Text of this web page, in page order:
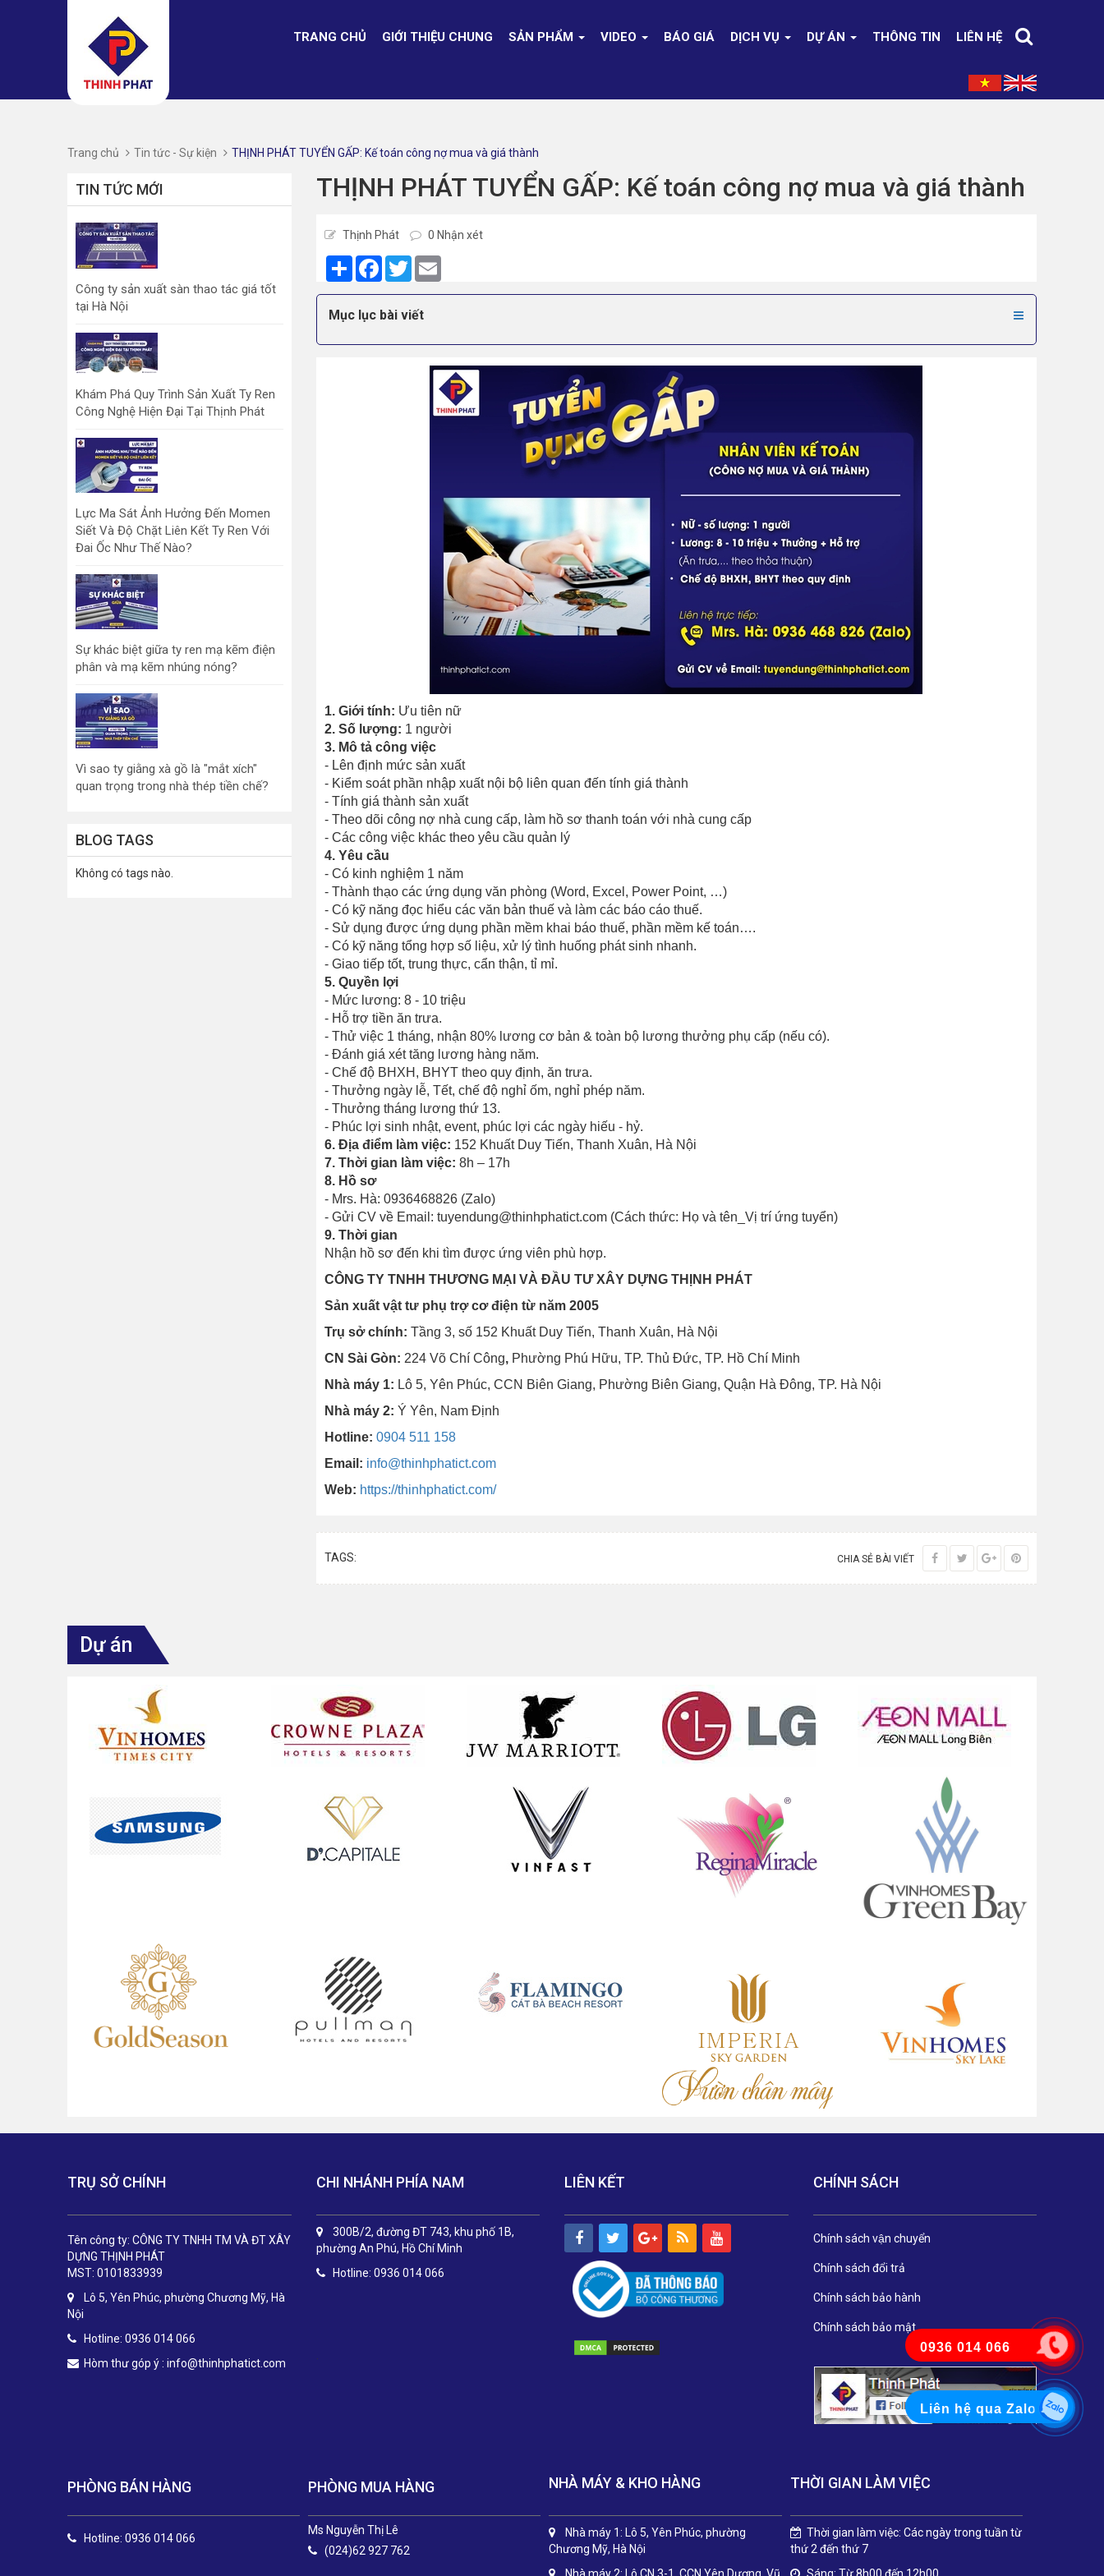
TRANG CHỦ GIỚI THIỆU CHUNG SẢN PHẨM VIDEO BÁO GIÁ DỊCH VỤ DỰ ÁN THÔNG TIN LIÊN HỆ
Trang chủ Tin tức - Sự kiện THỊNH PHÁT TUYỂN GẤP: Kế toán công nợ mua và giá thành
THỊNH PHÁT TUYỂN GẤP: Kế toán công nợ mua và giá thành
Thịnh Phát 0 Nhận xét
ShareFacebook
TwitterEmail
Mục lục bài viết
1. Giới tính: Ưu tiên nữ
2. Số lượng: 1 người
3. Mô tả công việc
- Lên định mức sản xuất
- Kiểm soát phần nhập xuất nội bộ liên quan đến tính giá thành
- Tính giá thành sản xuất
- Theo dõi công nợ nhà cung cấp, làm hồ sơ thanh toán với nhà cung cấp
- Các công việc khác theo yêu cầu quản lý
4. Yêu cầu
- Có kinh nghiệm 1 năm
- Thành thạo các ứng dụng văn phòng (Word, Excel, Power Point, …)
- Có kỹ năng đọc hiểu các văn bản thuế và làm các báo cáo thuế.
- Sử dụng được ứng dụng phần mềm khai báo thuế, phần mềm kế toán….
- Có kỹ năng tổng hợp số liệu, xử lý tình huống phát sinh nhanh.
- Giao tiếp tốt, trung thực, cẩn thận, tỉ mỉ.
5. Quyền lợi
- Mức lương: 8 - 10 triệu
- Hỗ trợ tiền ăn trưa.
- Thử việc 1 tháng, nhận 80% lương cơ bản & toàn bộ lương thưởng phụ cấp (nếu có).
- Đánh giá xét tăng lương hàng năm.
- Chế độ BHXH, BHYT theo quy định, ăn trưa.
- Thưởng ngày lễ, Tết, chế độ nghỉ ốm, nghỉ phép năm.
- Thưởng tháng lương thứ 13.
- Phúc lợi sinh nhật, event, phúc lợi các ngày hiếu - hỷ.
6. Địa điểm làm việc: 152 Khuất Duy Tiến, Thanh Xuân, Hà Nội
7. Thời gian làm việc: 8h – 17h
8. Hồ sơ
- Mrs. Hà: 0936468826 (Zalo)
- Gửi CV về Email: tuyendung@thinhphatict.com (Cách thức: Họ và tên_Vị trí ứng tuyển)
9. Thời gian
Nhận hồ sơ đến khi tìm được ứng viên phù hợp.
CÔNG TY TNHH THƯƠNG MẠI VÀ ĐẦU TƯ XÂY DỰNG THỊNH PHÁT
Sản xuất vật tư phụ trợ cơ điện từ năm 2005
Trụ sở chính: Tầng 3, số 152 Khuất Duy Tiến, Thanh Xuân, Hà Nội
CN Sài Gòn: 224 Võ Chí Công, Phường Phú Hữu, TP. Thủ Đức, TP. Hồ Chí Minh
Nhà máy 1: Lô 5, Yên Phúc, CCN Biên Giang, Phường Biên Giang, Quận Hà Đông, TP. Hà Nội
Nhà máy 2: Ý Yên, Nam Định
Hotline: 0904 511 158
Email: info@thinhphatict.com
Web: https://thinhphatict.com/
TAGS: CHIA SẺ BÀI VIẾT
TIN TỨC MỚI
Công ty sản xuất sàn thao tác giá tốt
tại Hà Nội
Khám Phá Quy Trình Sản Xuất Ty Ren
Công Nghệ Hiện Đại Tại Thịnh Phát
Lực Ma Sát Ảnh Hưởng Đến Momen
Siết Và Độ Chặt Liên Kết Ty Ren Với
Đai Ốc Như Thế Nào?
Sự khác biệt giữa ty ren mạ kẽm điện
phân và mạ kẽm nhúng nóng?
Vì sao ty giằng xà gồ là "mắt xích"
quan trọng trong nhà thép tiền chế?
BLOG TAGS
Không có tags nào.
Dự án
TRỤ SỞ CHÍNH
Tên công ty: CÔNG TY TNHH TM VÀ ĐT XÂY
DỰNG THỊNH PHÁT
MST: 0101833939
Lô 5, Yên Phúc, phường Chương Mỹ, Hà
Nội
Hotline: 0936 014 066
Hòm thư góp ý : info@thinhphatict.com
CHI NHÁNH PHÍA NAM
300B/2, đường ĐT 743, khu phố 1B,
phường An Phú, Hồ Chí Minh
Hotline: 0936 014 066
.
LIÊN KẾT CHÍNH SÁCH
Chính sách vận chuyển
Chính sách đổi trả
Chính sách bảo hành
Chính sách bảo mật
PHÒNG BÁN HÀNG
Hotline: 0936 014 066
PHÒNG MUA HÀNG
Ms Nguyễn Thị Lê
(024)62 927 762
NHÀ MÁY & KHO HÀNG
Nhà máy 1: Lô 5, Yên Phúc, phường
Chương Mỹ, Hà Nội
THỜI GIAN LÀM VIỆC
Thời gian làm việc: Các ngày trong tuần từ
thứ 2 đến thứ 7
0936 014 066
Liên hệ qua Zalo